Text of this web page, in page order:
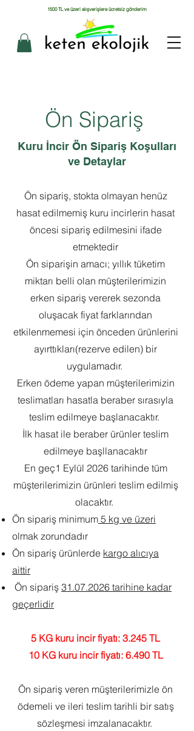
1500 TL ve üzeri alışverişlere ücretsiz gönderim
Ön Sipariş
Kuru İncir Ön Sipariş Koşulları
ve Detaylar
Ön sipariş, stokta olmayan henüz
hasat edilmemiş kuru incirlerin hasat
öncesi sipariş edilmesini ifade
etmektedir
Ön siparişin amacı; yıllık tüketim
miktarı belli olan müşterilerimizin
erken sipariş vererek sezonda
oluşacak fiyat farklarından
etkilenmemesi için önceden ürünlerini
ayırttıkları(rezerve edilen) bir
uygulamadır.
Erken ödeme yapan müşterilerimizin
teslimatları hasatla beraber sırasıyla
teslim edilmeye başlanacaktır.
İlk hasat ile beraber ürünler teslim
edilmeye başllanacaktır
En geç1 Eylül 2026 tarihinde tüm
müşterilerimizin ürünleri teslim edilmiş
olacaktır.
Ön sipariş minimum 5 kg ve üzeri
olmak zorundadır
Ön sipariş ürünlerde kargo alıcıya
aittir
Ön sipariş 31.07.2026 tarihine kadar
geçerlidir
5 KG kuru incir fiyatı: 3.245 TL
10 KG kuru incir fiyatı: 6.490 TL
Ön sipariş veren müşterilerimizle ön
ödemeli ve ileri teslim tarihli bir satış
sözleşmesi imzalanacaktır.